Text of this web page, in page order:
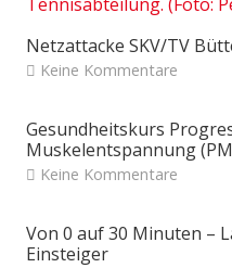
Netzattacke SKV/TV
Keine Kommentare
Gesundheitskurs
Muskelentspannung
Keine Kommentare
Von 0 auf 30 Minuten –
Einsteiger